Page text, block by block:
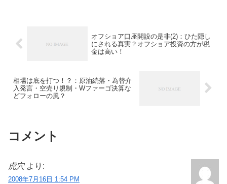
オフショア口座開設の是非(2)：ひた隠し
にされる真実？オフショア投資の方が税
金は高い！
相場は底を打つ！？：原油続落・為替介
入発言・空売り規制・Wファーゴ決算な
どフォローの風？
コメント
虎穴 より:
2008年7月16日 1:54 PM